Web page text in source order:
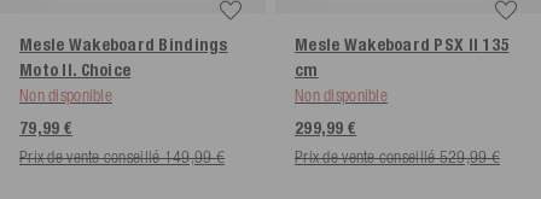
Mesle Wakeboard Bindings
Moto II. Choice
Non disponible
79,99 €
Prix de vente conseillé 149,99 €
Mesle Wakeboard PSX II 135
cm
Non disponible
299,99 €
Prix de vente conseillé 529,99 €